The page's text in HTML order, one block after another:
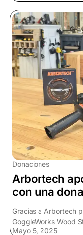
Donaciones
Arbortech
con una
Gracias a Arbortech
GoggleWorks Wood
Mayo 5, 2025